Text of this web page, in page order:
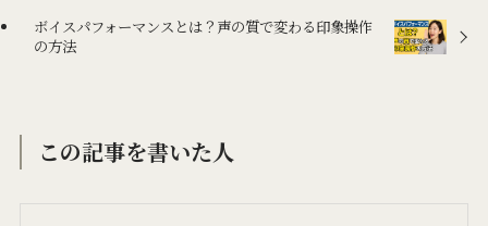
ボイスパフォーマンスとは？声の質で変わる印象操作
の方法
この記事を書いた人